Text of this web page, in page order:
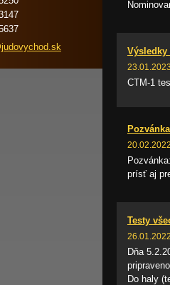
Výsledky
CTM-1
prísť aj
Testy
Dňa
Do haly
chod.sk